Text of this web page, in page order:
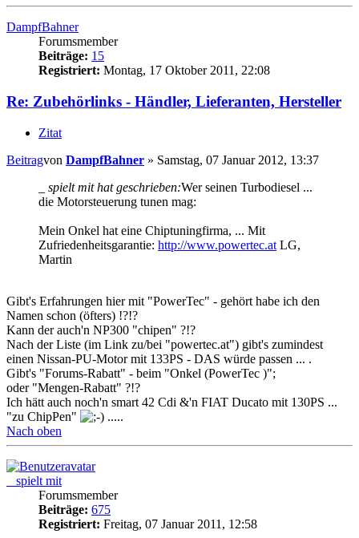
DampfBahner
Forumsmember
Beiträge: 15
Registriert: Montag, 17 Oktober 2011, 22:08
Re: Zubehörlinks - Händler, Lieferanten, Hersteller
Zitat
Beitragvon DampfBahner » Samstag, 07 Januar 2012, 13:37
_ spielt mit hat geschrieben:Wer seinen Turbodiesel ...
die Motorsteuerung tunen mag:
Mein Onkel hat eine Chiptuningfirma, ... Mit
Zufriedenheitsgarantie: http://www.powertec.at LG,
Martin
Gibt's Erfahrungen hier mit "PowerTec" - gehört habe ich den
Namen schon (öfters) !?!?
Kann der auch'n NP300 "chipen" ?!?
Nach der Liste (im Link zu/bei "powertec.at") gibt's zumindest
einen Nissan-PU-Motor mit 133PS - DAS würde passen ... .
Gibt's "Forums-Rabatt" - beim "Onkel (PowerTec )";
oder "Mengen-Rabatt" ?!?
Ich hätt auch noch'n smart 42 Cdi &'n FIAT Ducato mit 130PS ...
"zu ChipPen"
.....
Nach oben
_ spielt mit
Forumsmember
Beiträge: 675
Registriert: Freitag, 07 Januar 2011, 12:58